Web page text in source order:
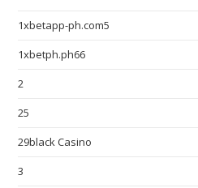
1xbetapp-ph.com5
1xbetph.ph66
2
25
29black Casino
3